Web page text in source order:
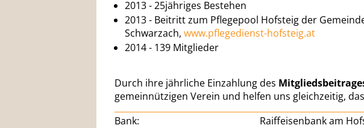
2013 - 25jähriges Bestehen
2013 - Beitritt zum Pflegepool Hofsteig der
Schwarzach, www.pflegedienst-hofsteig.at
2014 - 139 Mitglieder
Durch ihre jährliche Einzahlung des
gemeinnützigen Verein und helfen uns gleichzeitig,
Bank:
Raiffeisenbank am